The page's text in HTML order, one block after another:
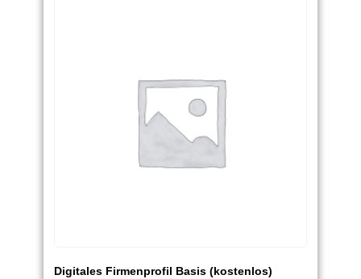
Digitales Firmenprofil Basis (kostenlos)